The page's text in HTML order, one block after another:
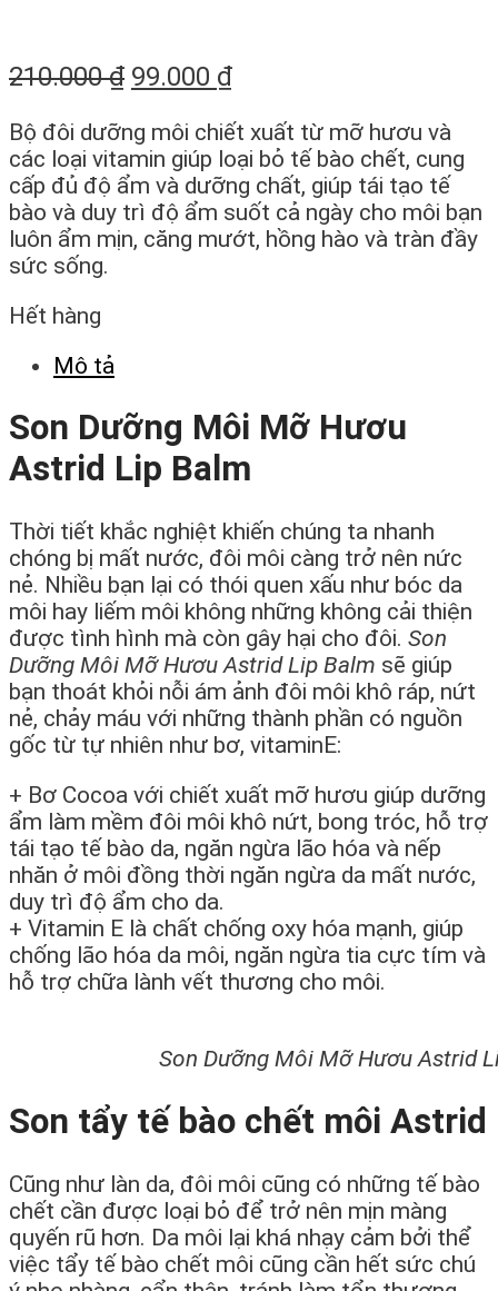
210.000₫ 99.000 ₫
Bộ đôi dưỡng môi chiết xuất từ mỡ hươu và
các loại vitamin giúp loại bỏ tế bào chết, cung
cấp đủ độ ẩm và dưỡng chất, giúp tái tạo tế
bào và duy trì độ ẩm suốt cả ngày cho môi bạn
luôn ẩm mịn, căng mướt, hồng hào và tràn đầy
sức sống.
Hết hàng
Mô tả
Son Dưỡng Môi Mỡ Hươu
Astrid Lip Balm
Thời tiết khắc nghiệt khiến chúng ta nhanh
chóng bị mất nước, đôi môi càng trở nên nức
nẻ. Nhiều bạn lại có thói quen xấu như bóc da
môi hay liếm môi không những không cải thiện
được tình hình mà còn gây hại cho đôi. Son
Dưỡng Môi Mỡ Hươu Astrid Lip Balm sẽ giúp
bạn thoát khỏi nỗi ám ảnh đôi môi khô ráp, nứt
nẻ, chảy máu với những thành phần có nguồn
gốc từ tự nhiên như bơ, vitaminE:
+ Bơ Cocoa với chiết xuất mỡ hươu giúp dưỡng
ẩm làm mềm đôi môi khô nứt, bong tróc, hỗ trợ
tái tạo tế bào da, ngăn ngừa lão hóa và nếp
nhăn ở môi đồng thời ngăn ngừa da mất nước,
duy trì độ ẩm cho da.
+ Vitamin E là chất chống oxy hóa mạnh, giúp
chống lão hóa da môi, ngăn ngừa tia cực tím và
hỗ trợ chữa lành vết thương cho môi.
Son Dưỡng Môi Mỡ Hươu Astrid
Son tẩy tế bào chết môi Astrid
Cũng như làn da, đôi môi cũng có những tế bào
chết cần được loại bỏ để trở nên mịn màng
quyến rũ hơn. Da môi lại khá nhạy cảm bởi thể
việc tẩy tế bào chết môi cũng cần hết sức chú